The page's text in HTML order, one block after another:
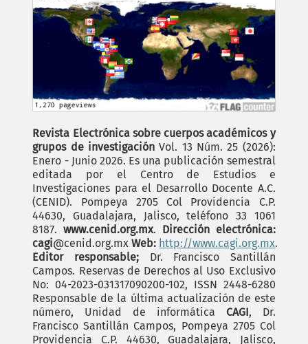
Revista Electrónica sobre cuerpos académicos y
grupos de investigación Vol. 13 Núm. 25 (2026):
Enero - Junio 2026. Es una publicación semestral
editada por el Centro de Estudios e
Investigaciones para el Desarrollo Docente A.C.
(CENID). Pompeya 2705 Col Providencia C.P.
44630, Guadalajara, Jalisco, teléfono 33 1061
8187.www.cenid.org.mx. Dirección electrónica:
cagi@cenid.org.mxWeb: http://www.cagi.org.mx.
Editor responsable;Dr. Francisco Santillán
Campos. Reservas de Derechos al Uso Exclusivo
No: 04-2023-031317090200-102, ISSN 2448-6280
Responsable de la última actualización de este
número, Unidad de informática CAGI, Dr.
Francisco Santillán Campos, Pompeya 2705 Col
Providencia C.P. 44630, Guadalajara, Jalisco,